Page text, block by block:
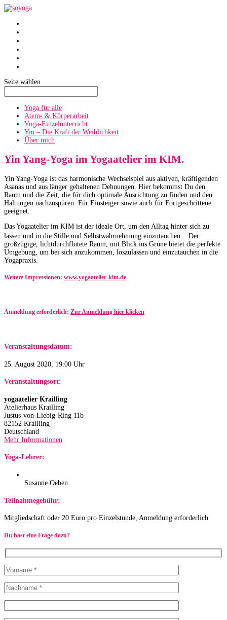
Seite wählen
Yoga für alle
Atem- & Körperarbeit
Yoga-Einzelunterricht
Yin – Die Kraft der Weiblichkeit
Über mich
Yin Yang-Yoga im Yogaatelier im KIM.
Yin Yang-Yoga ist das harmonische Wechselspiel aus aktiven, kräftigenden
Asanas und aus länger gehaltenen Dehnungen. Hier bekommst Du den
Raum und die Zeit, die für dich optimale Ausrichtung zu finden und den
Haltungen nachzuspüren. Für Einsteiger sowie auch für Fortgeschrittene
geeignet.
Das Yogaatelier im KIM ist der ideale Ort, um den Alltag hinter sich zu
lassen und in die Stille und Selbstwahrnehmung einzutauchen. Der
großzügige, lichtdurchflutete Raum, mit Blick ins Grüne bietet die perfekte
Umgebung, um bei sich anzukommen, loszulassen und einzutauchen in die
Yogapraxis.
Weitere Impressionen: www.yogaatelier-kim.de​
Anmeldung erforderlich: Zur Anmeldung hier klicken
Veranstaltungsdatum:
25. August 2020, 19:00 Uhr
Veranstaltungsort:
yogaatelier Krailling
Atelierhaus Krailling
Justus-von-Liebig-Ring 11b
82152 Krailling
Deutschland
Mehr Informationen
Yoga-Lehrer:
Susanne Oeben
Teilnahmegebühr:
Mitgliedschaft oder 20 Euro pro Einzelstunde, Anmeldung erforderlich
Du hast eine Frage dazu?